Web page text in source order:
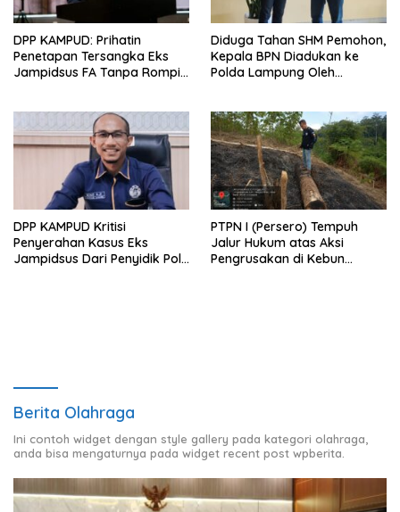
DPP KAMPUD: Prihatin
Penetapan Tersangka Eks
Jampidsus FA Tanpa Rompi
Diduga Tahan SHM Pemohon,
Kepala BPN Diadukan ke
Polda Lampung Oleh
DPP KAMPUD Kritisi
Penyerahan Kasus Eks
Jampidsus Dari Penyidik Polri
PTPN I (Persero) Tempuh
Jalur Hukum atas Aksi
Pengrusakan di Kebun
Berita Olahraga
Ini contoh widget dengan style gallery pada kategori olahraga,
anda bisa mengaturnya pada widget recent post wpberita.